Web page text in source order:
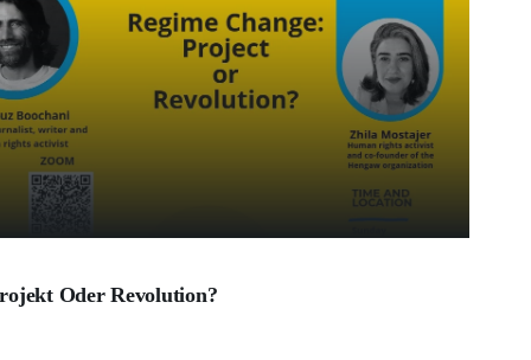
Oder Revolution?